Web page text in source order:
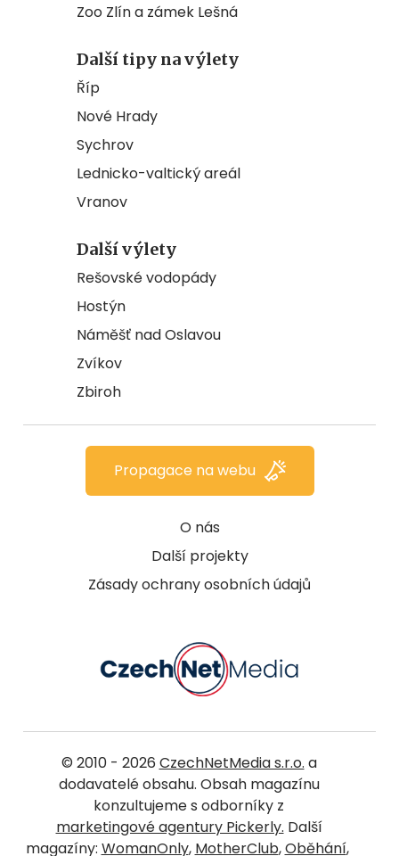
Zoo Zlín a zámek Lešná
Další tipy na výlety
Říp
Nové Hrady
Sychrov
Lednicko-valtický areál
Vranov
Další výlety
Rešovské vodopády
Hostýn
Náměšť nad Oslavou
Zvíkov
Zbiroh
O nás
Další projekty
Zásady ochrany osobních údajů
Propagace na webu
© 2010 - 2026 CzechNetMedia s.r.o. a
dodavatelé obsahu. Obsah magazínu
konzultujeme s odborníky z
marketingové agentury Pickerly. Další
magazíny: WomanOnly, MotherClub,Oběhání,